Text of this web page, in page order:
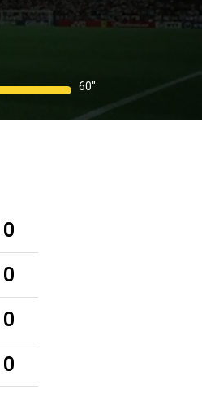
60"
0
0
0
0